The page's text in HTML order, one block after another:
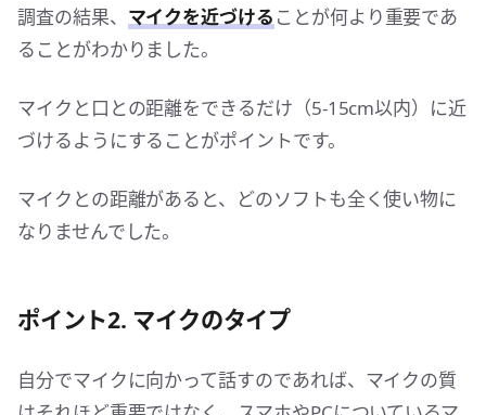
調査の結果、 マイクを近づける ことが何より重要であ
ることがわかりました。
マイクと口との距離をできるだけ（5-15cm以内）に近
づけるようにすることがポイントです。
マイクとの距離があると、どのソフトも全く使い物に
なりませんでした。
ポイント2. マイクのタイプ
自分でマイクに向かって話すのであれば、マイクの質